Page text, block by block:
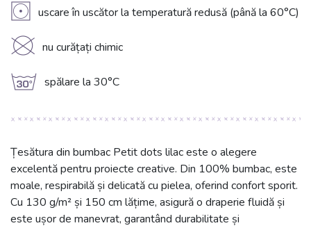
V uscare în uscător la temperatură redusă (până la 60°C)
K nu curățați chimic
g spălare la 30°C
Țesătura din bumbac Petit dots lilac este o alegere
excelentă pentru proiecte creative. Din 100% bumbac, este
moale, respirabilă și delicată cu pielea, oferind confort sporit.
Cu 130 g/m² și 150 cm lățime, asigură o draperie fluidă și
este ușor de manevrat, garantând durabilitate și